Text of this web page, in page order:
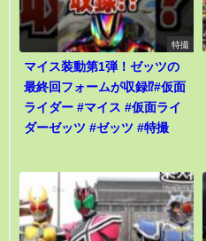
特撮
マイス装動第1弾！ゼッツの
最終回フォームが収録⁉︎#仮面
ライダー #マイス #仮面ライ
ダーゼッツ #ゼッツ #特撮